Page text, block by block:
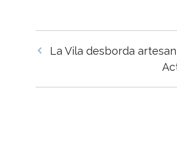
Navegació
La Vila desborda